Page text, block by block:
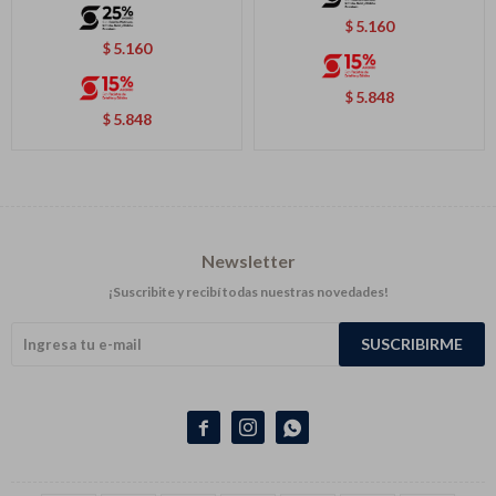
$ 5.160
$ 5.848
$ 5.160
$ 5.848
  
Newsletter
¡Suscribite y recibí todas nuestras novedades!
SUSCRIBIRME